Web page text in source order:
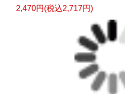
2,470円(税込2,717円)